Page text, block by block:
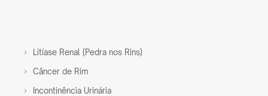
Litíase Renal (Pedra nos Rins)
Câncer de Rim
Incontinência Urinária